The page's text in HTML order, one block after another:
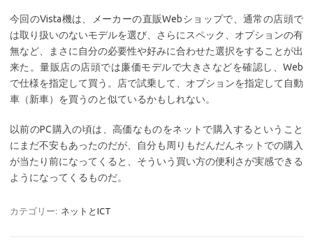
今回のVista機は、メーカーの直販Webショップで、通常の店頭で
は取り扱いのないモデルを選び、さらにスペック、オプションの有
無など、まさに自分の必要性や好みに合わせた選択をすることが出
来た。量販店の店頭では廉価モデルで大きさなどを確認し、Web
で仕様を指定して買う。店で試乗して、オプションを指定して自動
車（新車）を買うのと似ているかもしれない。
以前のPC購入の頃は、高価なものをネットで購入するということ
にまだ不安もあったのだが、自分も周りもだんだんネットでの購入
が当たり前になってくると、そういう買い方の便利さが実感できる
ようになってくるものだ。
カテゴリー: ネットとICT